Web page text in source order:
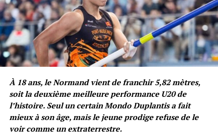
À 18 ans, le Normand vient de franchir 5,82 mètres,
soit la deuxième meilleure performance U20 de
l’histoire. Seul un certain Mondo Duplantis a fait
mieux à son âge, mais le jeune prodige refuse de le
voir comme un extraterrestre.